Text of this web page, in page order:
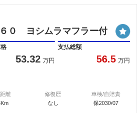
０ ヨシムラマフラー付
53.32 万円
支払総額
56.5 万円
離
修復歴
なし
車検/自賠責
保2030/07